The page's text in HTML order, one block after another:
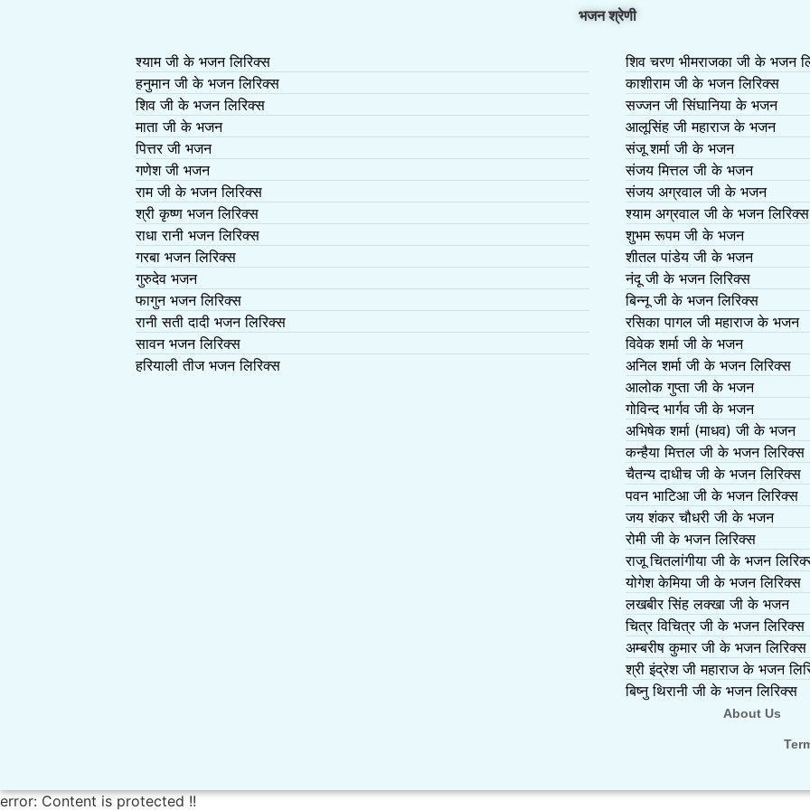
भजन श्रेणी
श्याम जी के भजन लिरिक्स
हनुमान जी के भजन लिरिक्स
शिव जी के भजन लिरिक्स
माता जी के भजन
पित्तर जी भजन
गणेश जी भजन
राम जी के भजन लिरिक्स
श्री कृष्ण भजन लिरिक्स
राधा रानी भजन लिरिक्स
गरबा भजन लिरिक्स
गुरुदेव भजन
फागुन भजन लिरिक्स
रानी सती दादी भजन लिरिक्स
सावन भजन लिरिक्स
हरियाली तीज भजन लिरिक्स
शिव चरण भीमराजका जी के भजन
काशीराम जी के भजन लिरिक्स
सज्जन जी सिंघानिया के भजन
आलूसिंह जी महाराज के भजन
संजू शर्मा जी के भजन
संजय मित्तल जी के भजन
संजय अग्रवाल जी के भजन
श्याम अग्रवाल जी के भजन लिरिक्स
शुभम रूपम जी के भजन
शीतल पांडेय जी के भजन
नंदू जी के भजन लिरिक्स
बिन्नू जी के भजन लिरिक्स
रसिका पागल जी महाराज के भजन
विवेक शर्मा जी के भजन
अनिल शर्मा जी के भजन लिरिक्स
आलोक गुप्ता जी के भजन
गोविन्द भार्गव जी के भजन
अभिषेक शर्मा (माधव) जी के भजन
कन्हैया मित्तल जी के भजन लिरिक्स
चैतन्य दाधीच जी के भजन लिरिक्स
पवन भाटिआ जी के भजन लिरिक्स
जय शंकर चौधरी जी के भजन
रोमी जी के भजन लिरिक्स
राजू चितलांगीया जी के भजन
योगेश केमिया जी के भजन लिरिक्स
लखबीर सिंह लक्खा जी के भजन
चित्र विचित्र जी के भजन लिरिक्स
अम्बरीष कुमार जी के भजन लिरिक्स
श्री इंद्रेश जी महाराज के भजन
बिष्नु थिरानी जी के भजन लिरिक्स
About Us
error: Content is protected !!